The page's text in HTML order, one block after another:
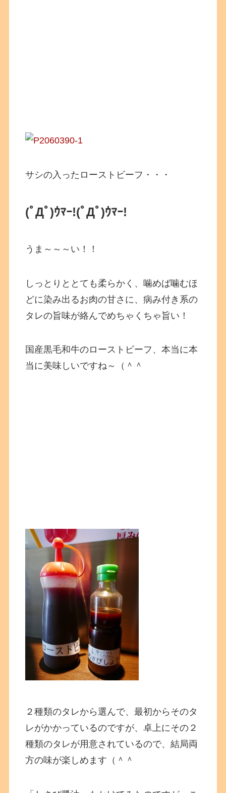
サシの入ったローストビーフ・・・
(ﾟДﾟ)ｳﾏｰ!(ﾟДﾟ)ｳﾏｰ!
うま～～～い！！
しっとりととても柔らかく、噛めば噛むほ
どに染み出るお肉の甘さに、病み付き系の
タレの旨味が絡んでめちゃくちゃ旨い！
国産黒毛和牛のローストビーフ、本当に本
当に美味しいですね～（＾＾
２種類のタレから選んで、最初からそのタ
レがかかっているのですが、卓上にその２
種類のタレが用意されているので、結局両
方の味が楽しめます（＾＾